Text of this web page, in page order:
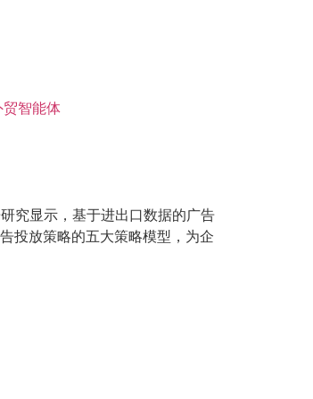
贸智能体
究显示，基于进出口数据的广告
投放策略的五大策略模型，为企